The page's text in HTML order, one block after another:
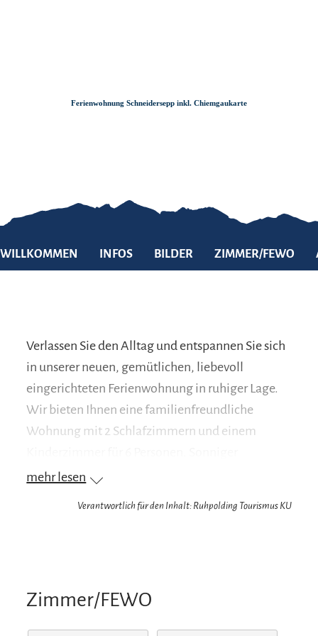
Ferienwohnung Schneidersepp inkl. Chiemgaukarte
WILLKOMMEN INFOS BILDER ZIMMER/FEWO
Verlassen Sie den Alltag und entspannen Sie sich
in unserer neuen, gemütlichen, liebevoll
eingerichteten Ferienwohnung in ruhiger Lage.
Wir bieten Ihnen eine familienfreundliche
Wohnung mit 2 Schlafzimmern und einem
Südbalkon mit Blick auf die Ruhpoldinger
große Wiese mit Spielmöglichkeiten zur
befinden sich zahlreiche Wanderwege. Im
mehr lesen
Verantwortlich für den Inhalt: Ruhpolding Tourismus KU
Zimmer/FEWO